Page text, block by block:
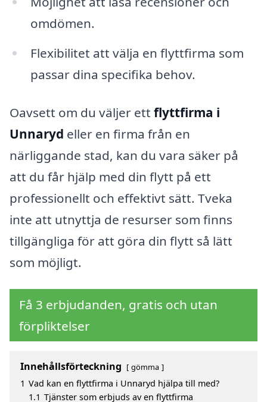
omdömen.
Flexibilitet att välja en flyttfirma som
passar dina specifika behov.
Oavsett om du väljer ett flyttfirma i
Unnaryd eller en firma från en
närliggande stad, kan du vara säker på
att du får hjälp med din flytt på ett
professionellt och effektivt sätt. Tveka
inte att utnyttja de resurser som finns
tillgängliga för att göra din flytt så lätt
som möjligt.
Få 3 erbjudanden, gratis och utan
förpliktelser
Innehållsförteckning gömma
1 Vad kan en flyttfirma i Unnaryd hjälpa till med?
1.1 Tjänster som erbjuds av en flyttfirma